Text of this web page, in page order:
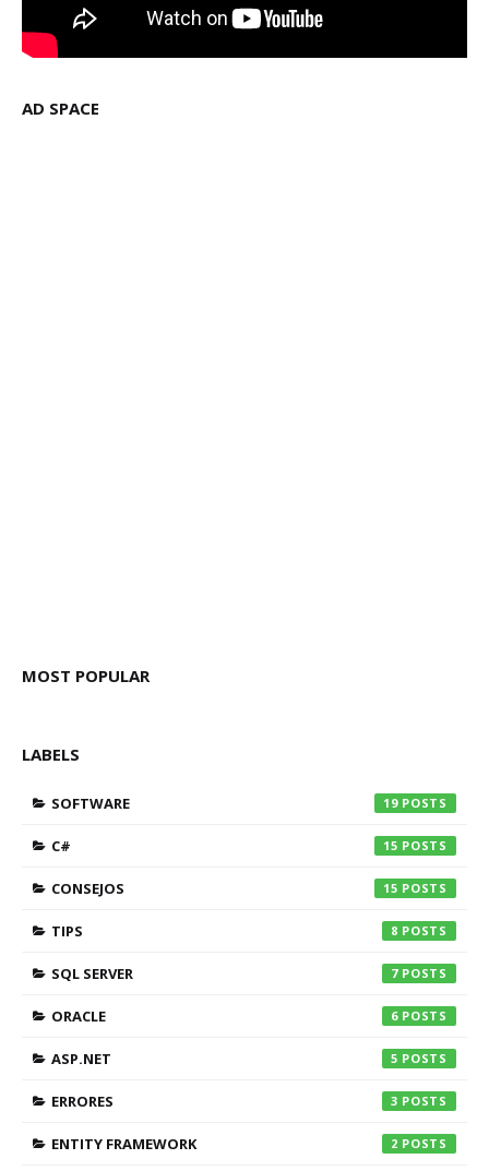
AD SPACE
MOST POPULAR
LABELS
SOFTWARE 19
C# 15
CONSEJOS 15
TIPS 8
SQL SERVER 7
ORACLE 6
ASP.NET 5
ERRORES 3
ENTITY FRAMEWORK 2